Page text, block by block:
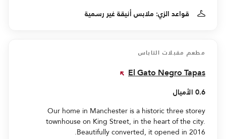
قواعد الزي: ملابس أنيقة غير رسمية
مطعم مقبلات التاباس
El Gato Negro Tapas
0.6 الأميال
Our home in Manchester is a historic three storey
townhouse on King Street, in the heart of the city.
Beautifully converted, it opened in 2016.